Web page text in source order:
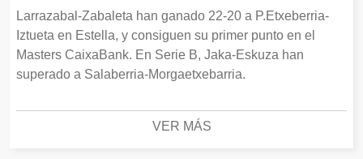
Larrazabal-Zabaleta han ganado 22-20 a P.Etxeberria-
Iztueta en Estella, y consiguen su primer punto en el
Masters CaixaBank. En Serie B, Jaka-Eskuza han
superado a Salaberria-Morgaetxebarria.
VER MÁS